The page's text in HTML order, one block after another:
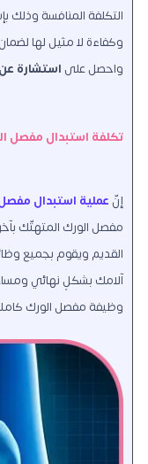
التكلفة المنافسة
وكفاءة لا مثيل لها
واحصل على استشارة
تكلفة استبدال مفصل
إنّ عملية استبدال
مفصل الورك المتهتّك
القديم ويقوم بجميع
آلامك بشكلٍ نهائي
وظيفة مفصل الورك